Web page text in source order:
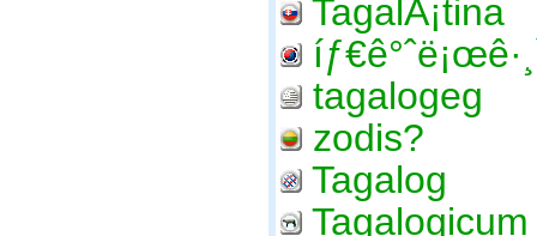
TagalÅ¡tina
tagalogeg
zodis?
Tagalog
Tagalogicum